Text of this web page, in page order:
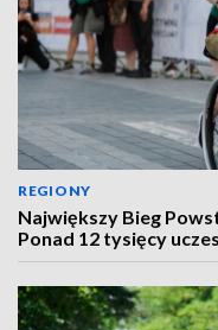
REGIONY
Największy Bieg
Ponad 12 tysięcy